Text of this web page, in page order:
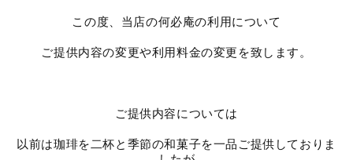
この度、当店の何必庵の利用について
ご提供内容の変更や利用料金の変更を致します。
ご提供内容については
以前は珈琲を二杯と季節の和菓子を一品ご提供しておりま